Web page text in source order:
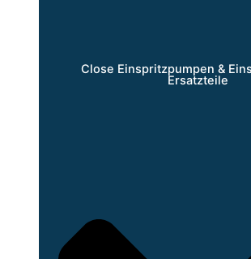
Close Einspritzpumpen &
Ersatzteile